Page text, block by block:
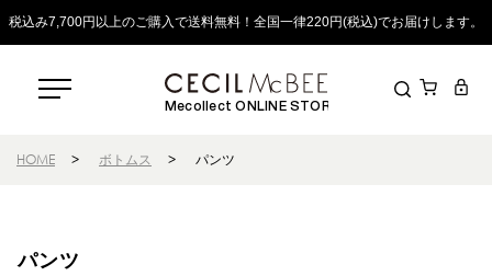
税込み7,700円以上のご購入で送料無料！全国一律220円(税込)でお届けします。
Mecollect ONLINE STORE
HOME > ボトムス > パンツ
パンツ